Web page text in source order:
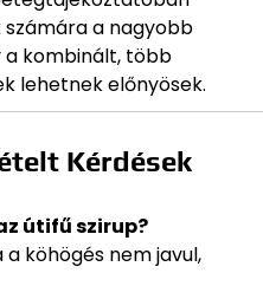
a nagyobb
a kombinált, több
lehetnek előnyösek.
Kérdések
útifű szirup?
köhögés nem javul,